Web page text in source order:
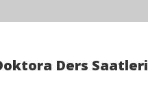
Ders Saatleri